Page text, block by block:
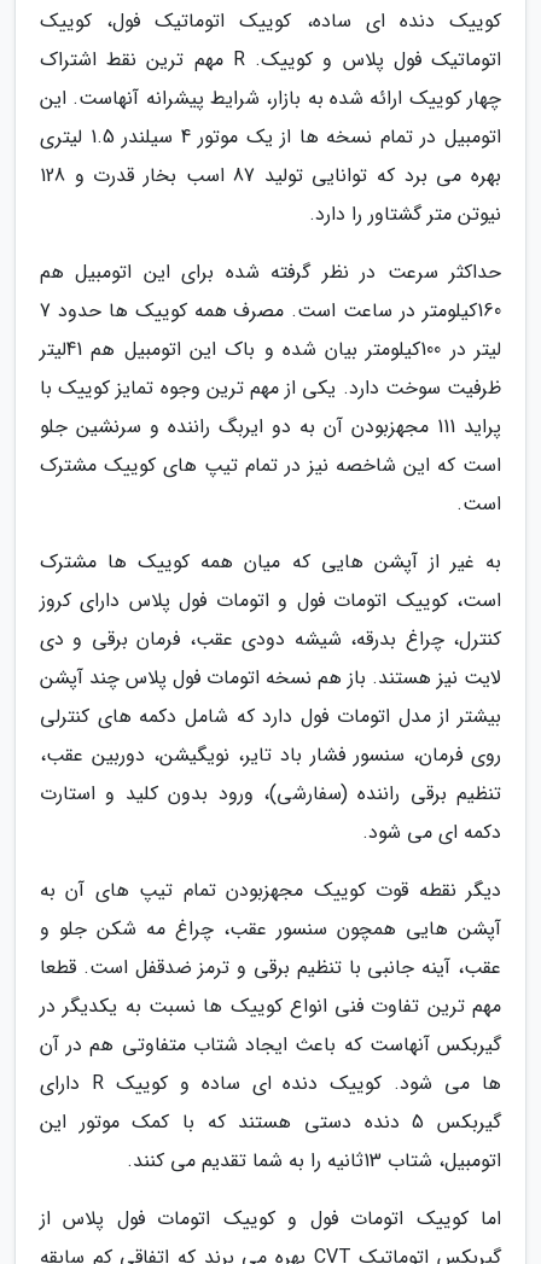
کوییک دنده ای ساده، کوییک اتوماتیک فول، کوییک
اتوماتیک فول پلاس و کوییک. R مهم ترین نقط اشتراک
چهار کوییک ارائه شده به بازار، شرایط پیشرانه آنهاست. این
اتومبیل در تمام نسخه ها از یک موتور 4 سیلندر 1.5 لیتری
بهره می برد که توانایی تولید 87 اسب بخار قدرت و 128
نیوتن متر گشتاور را دارد.
حداکثر سرعت در نظر گرفته شده برای این اتومبیل هم
160کیلومتر در ساعت است. مصرف همه کوییک ها حدود 7
لیتر در 100کیلومتر بیان شده و باک این اتومبیل هم 41لیتر
ظرفیت سوخت دارد. یکی از مهم ترین وجوه تمایز کوییک با
پراید 111 مجهزبودن آن به دو ایربگ راننده و سرنشین جلو
است که این شاخصه نیز در تمام تیپ های کوییک مشترک
است.
به غیر از آپشن هایی که میان همه کوییک ها مشترک
است، کوییک اتومات فول و اتومات فول پلاس دارای کروز
کنترل، چراغ بدرقه، شیشه دودی عقب، فرمان برقی و دی
لایت نیز هستند. باز هم نسخه اتومات فول پلاس چند آپشن
بیشتر از مدل اتومات فول دارد که شامل دکمه های کنترلی
روی فرمان، سنسور فشار باد تایر، نویگیشن، دوربین عقب،
تنظیم برقی راننده (سفارشی)، ورود بدون کلید و استارت
دکمه ای می شود.
دیگر نقطه قوت کوییک مجهزبودن تمام تیپ های آن به
آپشن هایی همچون سنسور عقب، چراغ مه شکن جلو و
عقب، آینه جانبی با تنظیم برقی و ترمز ضدقفل است. قطعا
مهم ترین تفاوت فنی انواع کوییک ها نسبت به یکدیگر در
گیربکس آنهاست که باعث ایجاد شتاب متفاوتی هم در آن
ها می شود. کوییک دنده ای ساده و کوییک R دارای
گیربکس 5 دنده دستی هستند که با کمک موتور این
اتومبیل، شتاب 13ثانیه را به شما تقدیم می کنند.
اما کوییک اتومات فول و کوییک اتومات فول پلاس از
گیربکس اتوماتیک CVT بهره می برند که اتفاقی کم سابقه